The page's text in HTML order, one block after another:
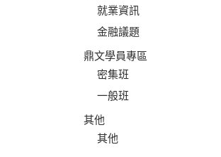
就業資訊
金融議題
鼎文學員專區
密集班
一般班
其他
其他